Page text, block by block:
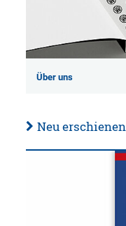
Über uns
Neu erschienen